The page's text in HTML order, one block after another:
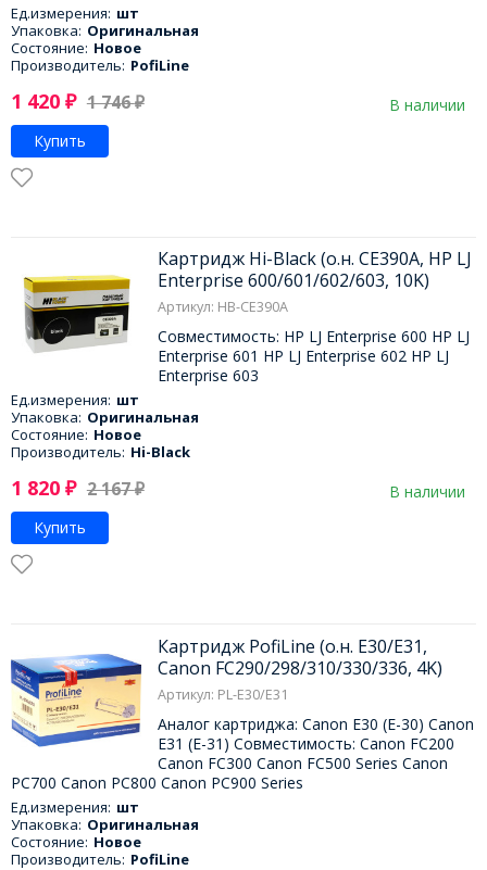
Ед.измерения: шт
Упаковка: Оригинальная
Состояние: Новое
Производитель: PofiLine
1 420 ₽ 1 746₽
В наличии
Купить
Картридж Hi-Black (о.н. CE390A, HP LJ
Enterprise 600/601/602/603, 10K)
Артикул: HB-CE390A
Совместимость: HP LJ Enterprise 600 HP LJ
Enterprise 601 HP LJ Enterprise 602 HP LJ
Enterprise 603
Ед.измерения: шт
Упаковка: Оригинальная
Состояние: Новое
Производитель: Hi-Black
1 820 ₽ 2 167₽
В наличии
Купить
Картридж PofiLine (о.н. E30/E31,
Canon FC290/298/310/330/336, 4K)
Артикул: PL-E30/E31
Аналог картриджа: Canon E30 (E-30) Canon
E31 (E-31) Совместимость: Canon FC200
Canon FC300 Canon FC500 Series Canon
PC700 Canon PC800 Canon PC900 Series
Ед.измерения: шт
Упаковка: Оригинальная
Состояние: Новое
Производитель: PofiLine